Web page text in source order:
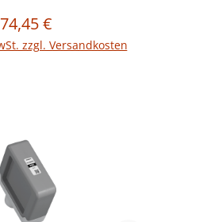
Regulärer Preis:
74,45 €
zzgl. Versandkosten
Warenkorb